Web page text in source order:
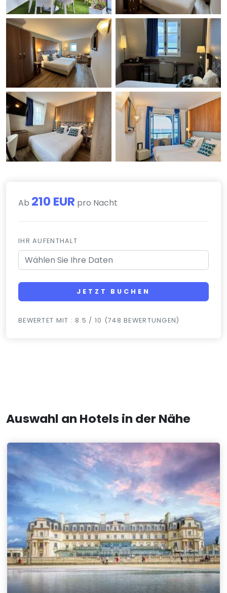
Ab 210 EUR pro Nacht
IHR AUFENTHALT
JETZT BUCHEN
BEWERTET MIT : 8.5 / 10 (748 BEWERTUNGEN)
Auswahl an Hotels in der Nähe